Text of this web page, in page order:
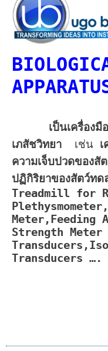
เป็นเครื่อง
เภสัชวิทยา เช่น
ความเจ็บปวดของสั
ปฏิกิริยาของสัตว์ท
Treadmill for
Strength
Transducers ….